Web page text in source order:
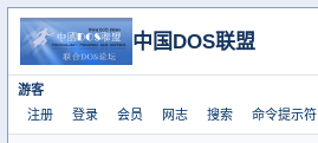
中国DOS联盟
游客
注册
登录 会员 网志 搜索 命令提示符